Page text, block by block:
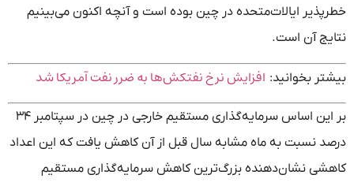
خطرپذیر ایالات‌متحده در چین بوده است و آنچه اکنون می‌بینیم
نتایج آن است.
بیشتر بخوانید: افزایش نرخ نفتکش‌ها به ضرر نفت آمریکا شد
بر این اساس سرمایه‌گذاری مستقیم خارجی در چین در سپتامبر ۳۴
درصد نسبت به ماه مشابه سال قبل از آن کاهش یافت که این اعداد
کاهشی نشان‌دهنده بزرگ‌ترین کاهش سرمایه‌گذاری مستقیم